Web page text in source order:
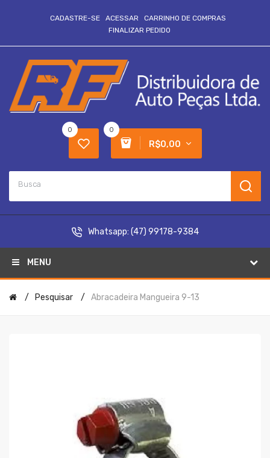
CADASTRE-SE ACESSAR
CARRINHO DE COMPRAS
FINALIZAR PEDIDO
0
R$0,00
0
Whatsapp: (47) 99178-9384
MENU
Pesquisar Abracadeira Mangueira 9-13